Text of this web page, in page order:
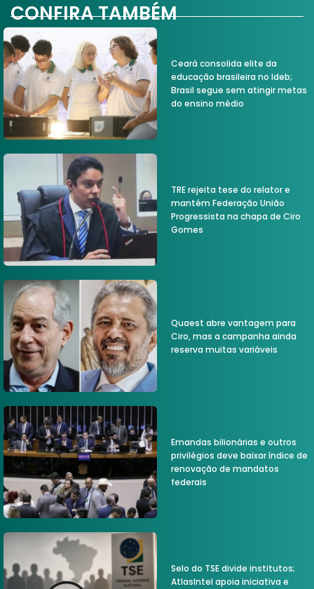
CONFIRA TAMBÉM
Ceará consolida elite da
educação brasileira no Ideb;
Brasil segue sem atingir metas
do ensino médio
TRE rejeita tese do relator e
mantém Federação União
Progressista na chapa de Ciro
Gomes
Quaest abre vantagem para
Ciro, mas a campanha ainda
reserva muitas variáveis
Emandas bilionárias e outros
privilégios deve baixar índice de
renovação de mandatos
federais
Selo do TSE divide institutos;
AtlasIntel apoia iniciativa e